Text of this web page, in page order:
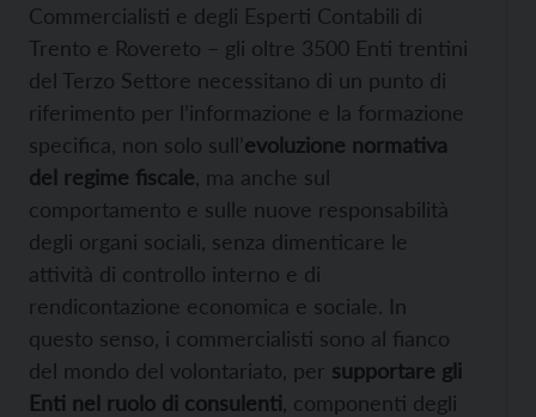
Commercialisti e degli Esperti Contabili di
Trento e Rovereto – gli oltre 3500 Enti trentini
del Terzo Settore necessitano di un punto di
riferimento per l’informazione e la formazione
specifica, non solo sull’evoluzione normativa
del regime fiscale , ma anche sul
comportamento e sulle nuove responsabilità
degli organi sociali, senza dimenticare le
attività di controllo interno e di
rendicontazione economica e sociale. In
questo senso, i commercialisti sono al fianco
del mondo del volontariato, per supportare gli
Enti nel ruolo di consulenti , componenti degli